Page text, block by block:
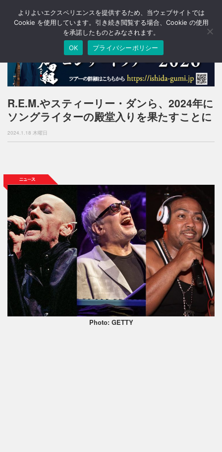
T
o
a
v
i
g
a
o
R.E.M.やスティーリー・ダンら、2024年に
ソングライターの殿堂入りを果たすことに
2024.1.18 木曜日
Photo: GETTY
よりよいエクスペリエンスを提供するため、当ウェブサイトでは
Cookie を使用しています。引き続き閲覧する場合、Cookie の使用
を承諾したものとみなされます。
OK
プライバシーポリシー